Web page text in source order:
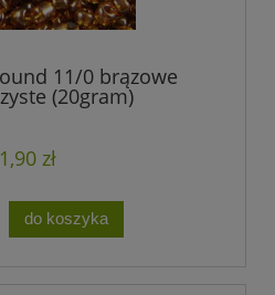
11/0 brązowe
(20gram)
1,90 zł
do koszyka